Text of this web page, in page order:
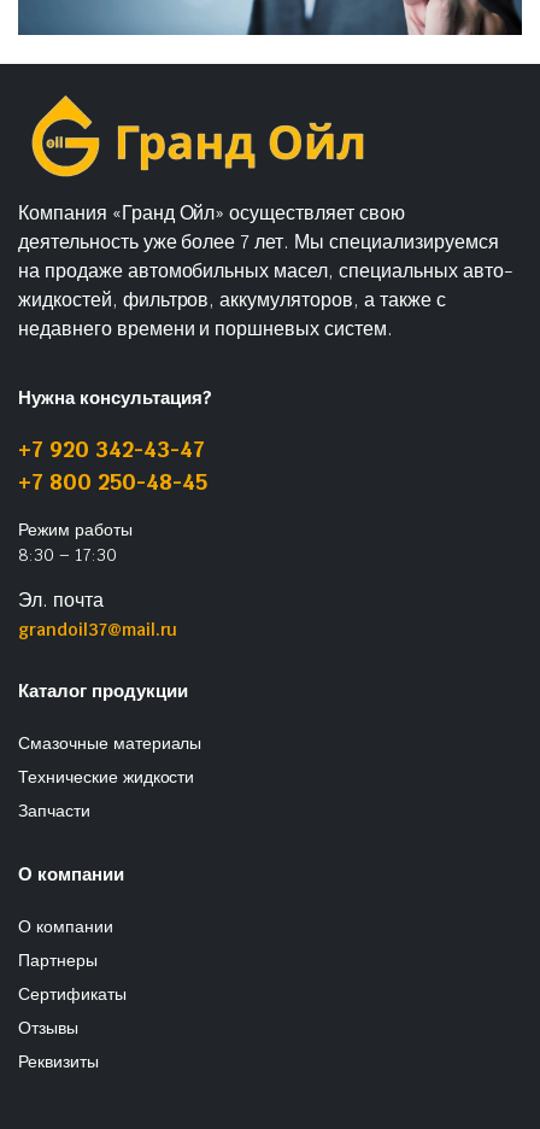
Компания «Гранд Ойл» осуществляет свою
деятельность уже более 7 лет. Мы специализируемся
на продаже автомобильных масел, специальных авто-
жидкостей, фильтров, аккумуляторов, а также с
недавнего времени и поршневых систем.
Нужна консультация?
+7 920 342-43-47
+7 800 250-48-45
Режим работы
8:30 – 17:30
Эл. почта
grandoil37@mail.ru
Каталог продукции
Смазочные материалы
Технические жидкости
Запчасти
О компании
О компании
Партнеры
Сертификаты
Отзывы
Реквизиты